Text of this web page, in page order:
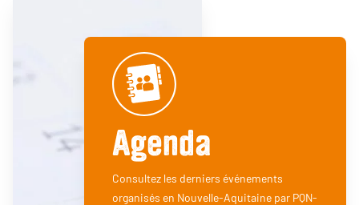
Agenda
Consultez les derniers événements
organisés en Nouvelle-Aquitaine par PQN-